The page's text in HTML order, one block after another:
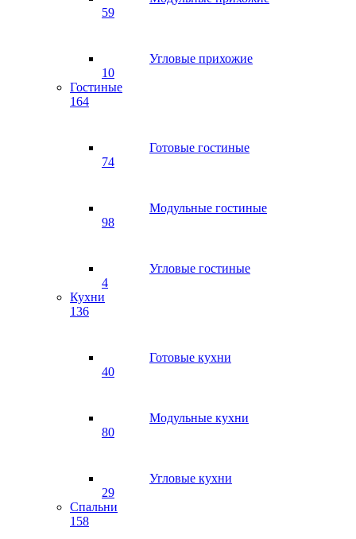
59
Угловые прихожие
10
Гостиные
164
Готовые гостиные
74
Модульные гостиные
98
Угловые гостиные
4
Кухни
136
Готовые кухни
40
Модульные кухни
80
Угловые кухни
29
Спальни
158